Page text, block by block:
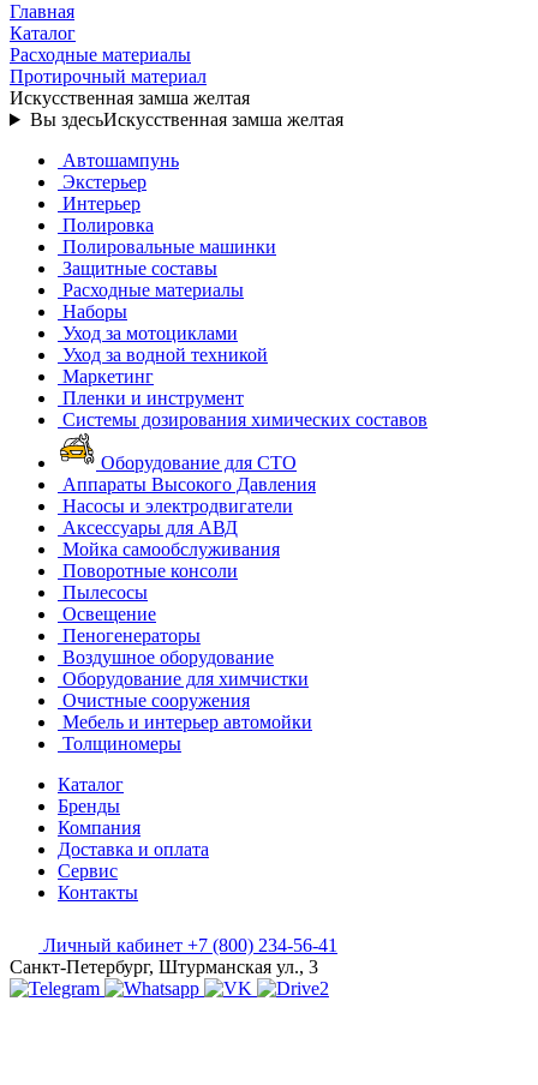
Главная
Каталог
Расходные материалы
Протирочный материал
Искусственная замша желтая
Вы здесьИскусственная замша желтая
Автошампунь
Экстерьер
Интерьер
Полировка
Полировальные машинки
Защитные составы
Расходные материалы
Наборы
Уход за мотоциклами
Уход за водной техникой
Маркетинг
Пленки и инструмент
Системы дозирования химических составов
Оборудование для СТО
Аппараты Высокого Давления
Насосы и электродвигатели
Аксессуары для АВД
Мойка самообслуживания
Поворотные консоли
Пылесосы
Освещение
Пеногенераторы
Воздушное оборудование
Оборудование для химчистки
Очистные сооружения
Мебель и интерьер автомойки
Толщиномеры
Каталог
Бренды
Компания
Доставка и оплата
Сервис
Контакты
Личный кабинет +7 (800) 234-56-41
Санкт-Петербург, Штурманская ул., 3